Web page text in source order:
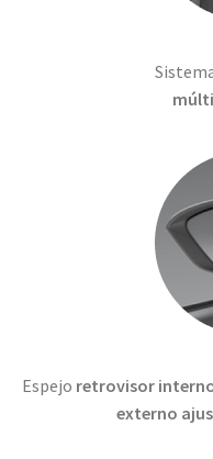
Espejo retrovisor
externo